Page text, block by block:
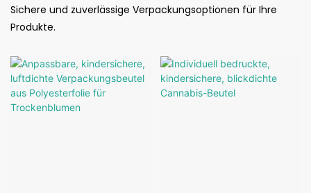
Sichere und zuverlässige Verpackungsoptionen für Ihre
Produkte.